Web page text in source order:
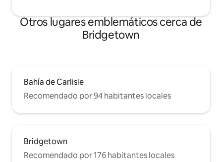
Otros lugares emblemáticos cerca de
Bridgetown
Bahía de Carlisle
Recomendado por 94 habitantes locales
Bridgetown
Recomendado por 176 habitantes locales